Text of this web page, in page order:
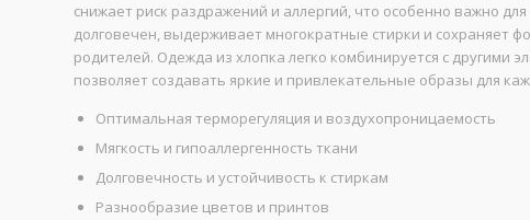
снижает риск раздражений и аллергий, что особенно важно
долговечен, выдерживает многократные стирки и сохраняет
родителей. Одежда из хлопка легко комбинируется с
позволяет создавать яркие и привлекательные образы для
Оптимальная терморегуляция и воздухопроницаемость
Мягкость и гипоаллергенность ткани
Долговечность и устойчивость к стиркам
Разнообразие цветов и принтов